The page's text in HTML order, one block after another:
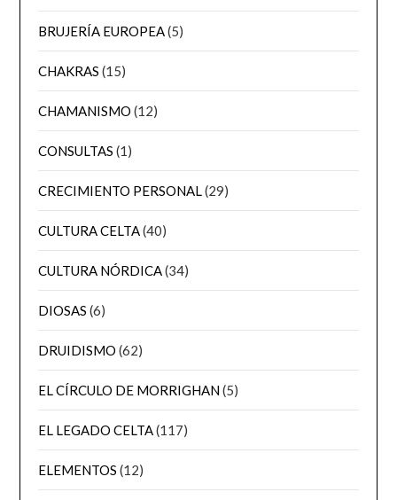
BRUJERÍA EUROPEA(5)
CHAKRAS (15)
CHAMANISMO (12)
CONSULTAS (1)
CRECIMIENTO PERSONAL(29)
CULTURA CELTA(40)
CULTURA NÓRDICA(34)
DIOSAS (6)
DRUIDISMO (62)
EL CÍRCULO DE MORRIGHAN(5)
EL LEGADO CELTA(117)
ELEMENTOS (12)